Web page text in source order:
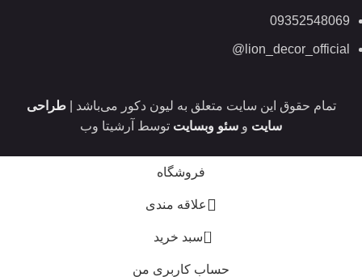
09352548069
lion_decor_official@
تمام حقوق این سایت متعلق به لیون دکور می‌باشد |طراحی
سایت و سئو وبسایت توسط آرشیتا وب
فروشگاه
علاقه مندی
0 سبد خرید
حساب کاربری من